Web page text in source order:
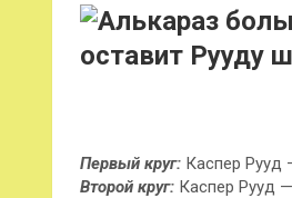
Первый круг: Каспер
Второй круг: Каспер Рууд